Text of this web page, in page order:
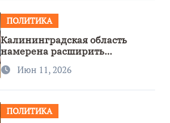
ПОЛИТИКА
Калининградская область
намерена расширить
сотрудничество с Узбекистаном
Июн 11, 2026
ПОЛИТИКА